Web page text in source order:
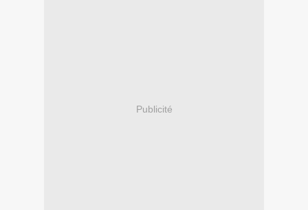
Publicité